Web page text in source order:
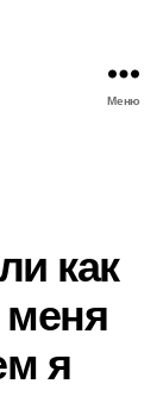
Меню
как
я